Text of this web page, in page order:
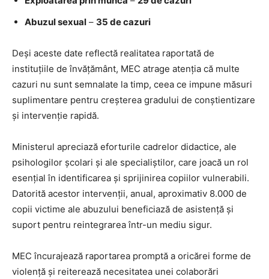
Abuzul sexual – 35 de cazuri
Deși aceste date reflectă realitatea raportată de
instituțiile de învățământ, MEC atrage atenția că multe
cazuri nu sunt semnalate la timp, ceea ce impune măsuri
suplimentare pentru creșterea gradului de conștientizare
și intervenție rapidă.
Ministerul apreciază eforturile cadrelor didactice, ale
psihologilor școlari și ale specialiștilor, care joacă un rol
esențial în identificarea și sprijinirea copiilor vulnerabili.
Datorită acestor intervenții, anual, aproximativ 8.000 de
copii victime ale abuzului beneficiază de asistență și
suport pentru reintegrarea într-un mediu sigur.
MEC încurajează raportarea promptă a oricărei forme de
violență și reiterează necesitatea unei colaborări